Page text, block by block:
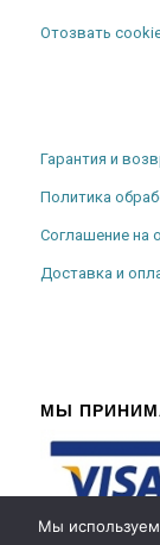
Отозвать
Гарантия и
Политика
Соглашение на
Доставка и
МЫ
Мы